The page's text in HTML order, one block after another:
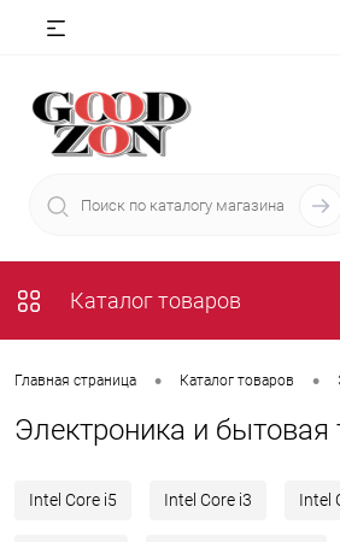
Каталог товаров
Главная страница • Каталог товаров •
Электроника и бытовая
Intel Core i5 Intel Core i3 Intel